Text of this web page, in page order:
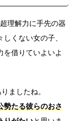
理解力に手先の器
くない女の子、
を借りていよいよ
ましたね。
勢たる彼らのおさ